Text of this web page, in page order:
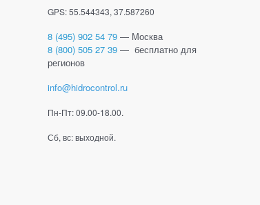
GPS: 55.544343, 37.587260
8 (495) 902 54 79 — Москва
8 (800) 505 27 39 — бесплатно для
регионов
info@hidrocontrol.ru
Пн-Пт: 09.00-18.00.
Сб, вс: выходной.